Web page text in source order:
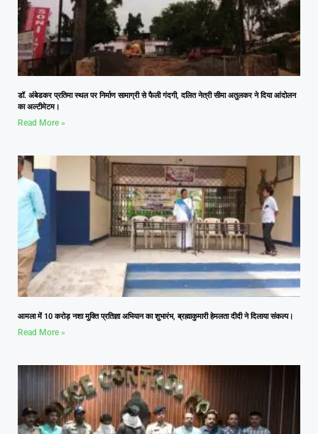
डॉ. अंबेडकर प्रतिमा स्थल पर निर्माण सामाग्री से फैली गंदगी, दलित नेत्री सीमा अतुलकर ने दिया आंदोलन
का अल्टीमेटम।
Read More »
आमला में 10 करोड़ नशा मुक्ति प्रतिज्ञा अभियान का शुभारंभ, ब्रह्माकुमारी हेमलता दीदी ने दिलाया संकल्प।
Read More »